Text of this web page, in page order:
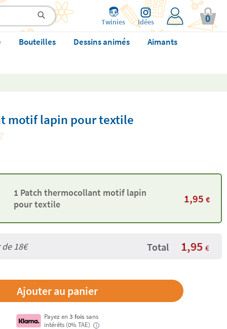
Twinies Idées 0
Bouteilles Dessins animés
Aimants
motif lapin pour textile
1 Patch thermocollant motif lapin
pour textile
1,95 €
de18€ Total 1,95 €
Payez en 3 fois sans
intérêts (0% TAE)
i